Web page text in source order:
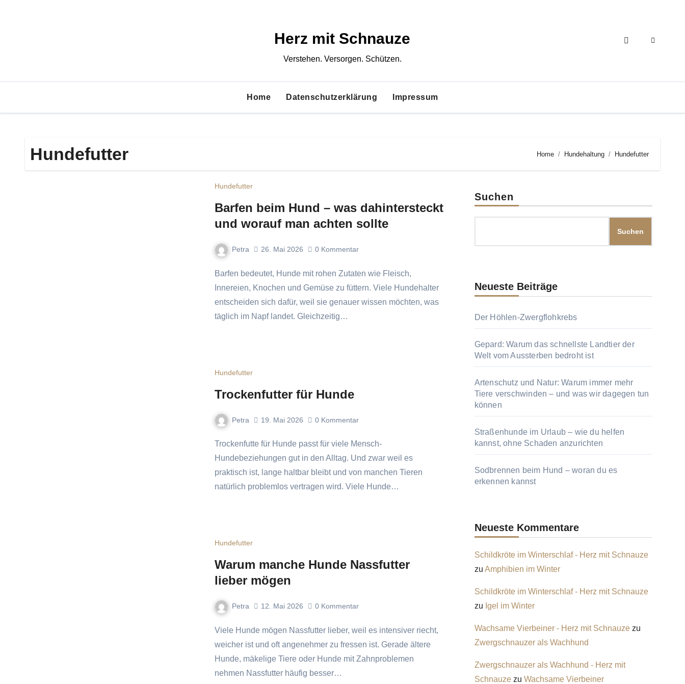
Herz mit Schnauze
Verstehen. Versorgen. Schützen.
Home Datenschutzerklärung Impressum
Hundefutter Home Hundehaltung Hundefutter
Hundefutter
Barfen beim Hund – was dahintersteckt
und worauf man achten sollte
Petra 26. Mai 2026 0 Kommentar
Barfen bedeutet, Hunde mit rohen Zutaten wie Fleisch,
Innereien, Knochen und Gemüse zu füttern. Viele Hundehalter
entscheiden sich dafür, weil sie genauer wissen möchten, was
täglich im Napf landet. Gleichzeitig…
Hundefutter
Trockenfutter für Hunde
Petra 19. Mai 2026 0 Kommentar
Trockenfutte für Hunde passt für viele Mensch-
Hundebeziehungen gut in den Alltag. Und zwar weil es
praktisch ist, lange haltbar bleibt und von manchen Tieren
natürlich problemlos vertragen wird. Viele Hunde…
Hundefutter
Warum manche Hunde Nassfutter
lieber mögen
Petra 12. Mai 2026 0 Kommentar
Viele Hunde mögen Nassfutter lieber, weil es intensiver riecht,
weicher ist und oft angenehmer zu fressen ist. Gerade ältere
Hunde, mäkelige Tiere oder Hunde mit Zahnproblemen
nehmen Nassfutter häufig besser…
Suchen
Suchen
Neueste Beiträge
Der Höhlen-Zwergflohkrebs
Gepard: Warum das schnellste Landtier der
Welt vom Aussterben bedroht ist
Artenschutz und Natur: Warum immer mehr
Tiere verschwinden – und was wir dagegen tun
können
Straßenhunde im Urlaub – wie du helfen
kannst, ohne Schaden anzurichten
Sodbrennen beim Hund – woran du es
erkennen kannst
Neueste Kommentare
Schildkröte im Winterschlaf - Herz mit Schnauze
zu Amphibien im Winter
Schildkröte im Winterschlaf - Herz mit Schnauze
zu Igel im Winter
Wachsame Vierbeiner - Herz mit Schnauzezu
Zwergschnauzer als Wachhund
Zwergschnauzer als Wachhund - Herz mit
Schnauzezu Wachsame Vierbeiner